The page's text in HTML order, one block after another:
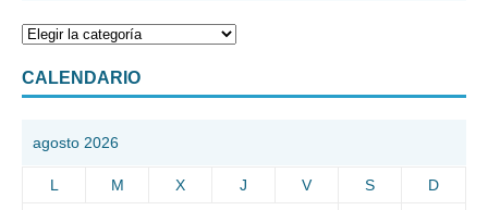
CALENDARIO
agosto 2026
L M X J V S D